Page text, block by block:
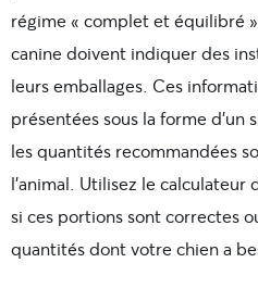
régime « complet et équilibré
canine doivent indiquer des
leurs emballages. Ces
présentées sous la forme
les quantités recommandées
l’animal. Utilisez le
si ces portions sont correctes
quantités dont votre chien a